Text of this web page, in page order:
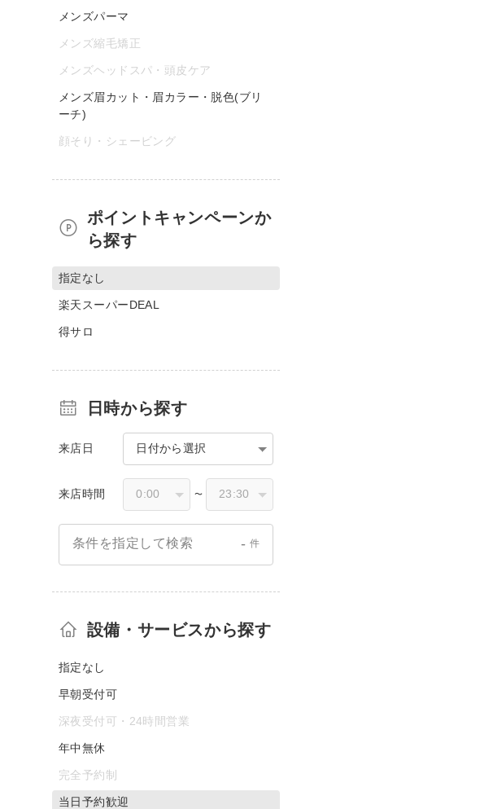
メンズパーマ
メンズ縮毛矯正
メンズヘッドスパ・頭皮ケア
メンズ眉カット・眉カラー・脱色(ブリ
ーチ)
顔そり・シェービング
ポイントキャンペーンか
ら探す
指定なし
楽天スーパーDEAL
得サロ
日時から探す
来店日 日付から選択
来店時間 〜
条件を指定して検索 - 件
設備・サービスから探す
指定なし
早朝受付可
深夜受付可・24時間営業
年中無休
完全予約制
当日予約歓迎